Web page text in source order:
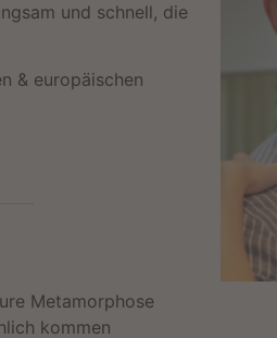
und schnell, die
& europäischen
Metamorphose
kommen